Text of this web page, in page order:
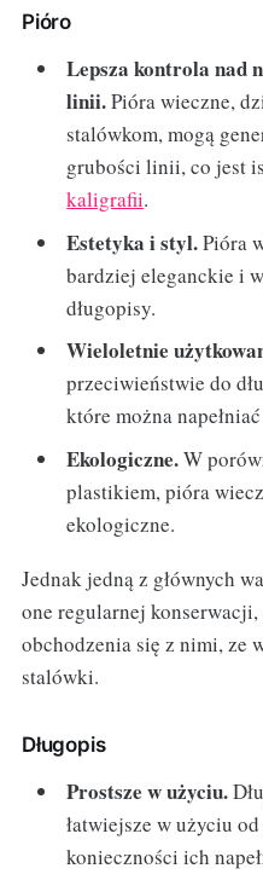
Pióro
Lepsza kontrola nad
linii.Pióra wieczne,
stalówkom, mogą
grubości linii, co jest
kaligrafii.
Estetyka i styl.Pióra
bardziej eleganckie i
długopisy.
Wieloletnie
przeciwieństwie do
które można
Ekologiczne.W
plastikiem, pióra
ekologiczne.
Jednak jedną z głównych
one regularnej
obchodzenia się z nimi, ze
stalówki.
Długopis
Prostsze w użyciu.
łatwiejsze w użyciu
konieczności ich